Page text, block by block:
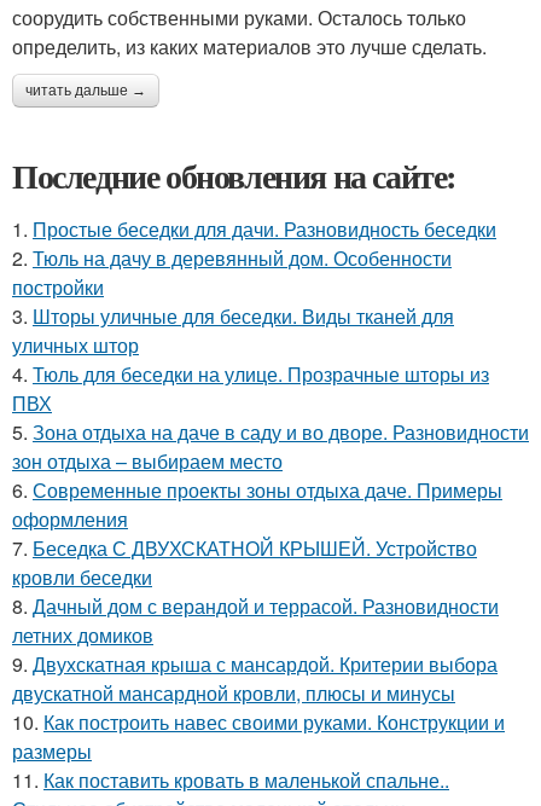
соорудить собственными руками. Осталось только
определить, из каких материалов это лучше сделать.
читать дальше →
Последние обновления на сайте:
1. Простые беседки для дачи. Разновидность беседки
2. Тюль на дачу в деревянный дом. Особенности
постройки
3. Шторы уличные для беседки. Виды тканей для
уличных штор
4. Тюль для беседки на улице. Прозрачные шторы из
ПВХ
5. Зона отдыха на даче в саду и во дворе. Разновидности
зон отдыха – выбираем место
6. Современные проекты зоны отдыха даче. Примеры
оформления
7. Беседка С ДВУХСКАТНОЙ КРЫШЕЙ. Устройство
кровли беседки
8. Дачный дом с верандой и террасой. Разновидности
летних домиков
9. Двухскатная крыша с мансардой. Критерии выбора
двускатной мансардной кровли, плюсы и минусы
10. Как построить навес своими руками. Конструкции и
размеры
11. Как поставить кровать в маленькой спальне..